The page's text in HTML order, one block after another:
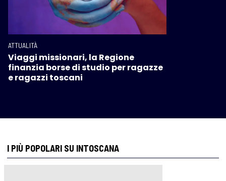
ATTUALITÀ
Viaggi missionari, la Regione
finanzia borse di studio per ragazze
e ragazzi toscani
I PIÙ POPOLARI SU INTOSCANA